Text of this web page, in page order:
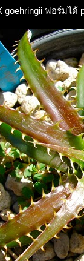
goehringii ฟอร์มไ